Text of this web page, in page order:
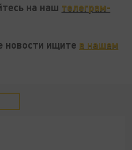
на наш телеграм-
новости ищите в нашем